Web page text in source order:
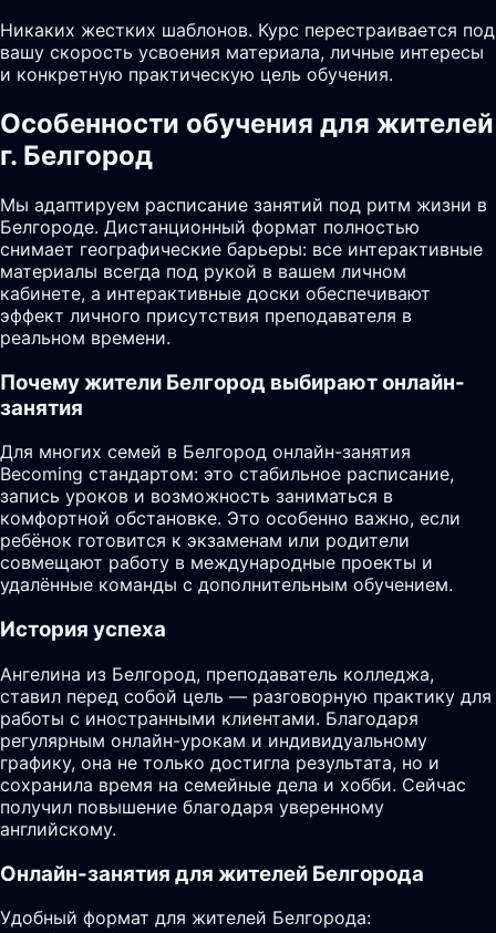
Никаких жестких шаблонов. Курс перестраивается под
вашу скорость усвоения материала, личные интересы
и конкретную практическую цель обучения.
Особенности обучения для жителей
г. Белгород
Мы адаптируем расписание занятий под ритм жизни в
Белгороде. Дистанционный формат полностью
снимает географические барьеры: все интерактивные
материалы всегда под рукой в вашем личном
кабинете, а интерактивные доски обеспечивают
эффект личного присутствия преподавателя в
реальном времени.
Почему жители Белгород выбирают онлайн-
занятия
Для многих семей в Белгород онлайн-занятия
Becoming стандартом: это стабильное расписание,
запись уроков и возможность заниматься в
комфортной обстановке. Это особенно важно, если
ребёнок готовится к экзаменам или родители
совмещают работу в международные проекты и
удалённые команды с дополнительным обучением.
История успеха
Ангелина из Белгород, преподаватель колледжа,
ставил перед собой цель — разговорную практику для
работы с иностранными клиентами. Благодаря
регулярным онлайн-урокам и индивидуальному
графику, она не только достигла результата, но и
сохранила время на семейные дела и хобби. Сейчас
получил повышение благодаря уверенному
английскому.
Онлайн-занятия для жителей Белгорода
Удобный формат для жителей Белгорода: